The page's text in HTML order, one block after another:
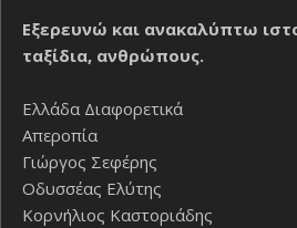
Εξερευνώ και ανακαλύπτω
ταξίδια, ανθρώπους.
Ελλάδα Διαφορετικά
Απεροπία
Γιώργος Σεφέρης
Οδυσσέας Ελύτης
Κορνήλιος Καστοριάδης